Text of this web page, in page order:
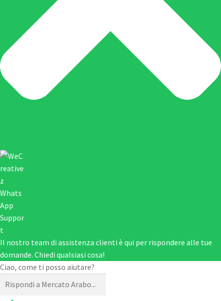
Il nostro team di assistenza clienti è qui per rispondere alle tue
domande. Chiedi qualsiasi cosa!
Ciao, come ti posso aiutare?